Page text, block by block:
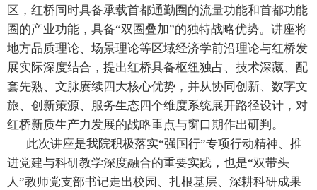
区，红桥同时具备承载首都通勤圈的流量功能和首都功能
圈的产业功能，具备“双圈叠加”的独特战略优势。讲座将
地方品质理论、场景理论等区域经济学前沿理论与红桥发
展实际深度结合，提出红桥具备枢纽独占、技术深藏、配
套先熟、文脉赓续四大核心优势，并从协同创新、数字文
旅、创新策源、服务生态四个维度系统展开路径设计，对
红桥新质生产力发展的战略重点与窗口期作出研判。
此次讲座是我院积极落实“强国行”专项行动精神、推
进党建与科研教学深度融合的重要实践，也是“双带头
人”教师党支部书记走出校园、扎根基层、深耕科研成果